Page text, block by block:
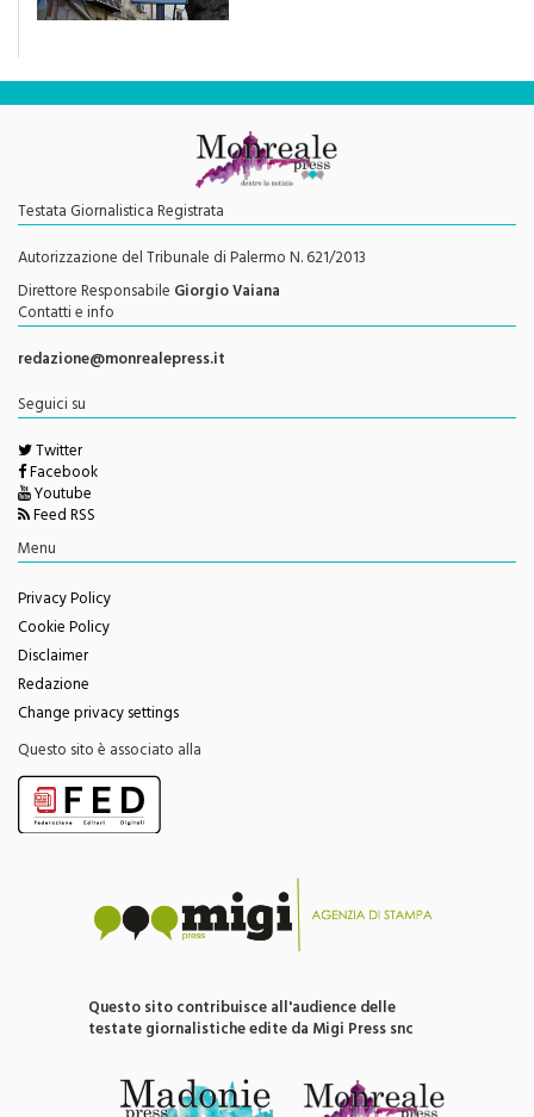
Testata Giornalistica Registrata
Autorizzazione del Tribunale di Palermo N. 621/2013
Direttore ResponsabileGiorgio Vaiana
Contatti e info
redazione@monrealepress.it
Twitter
Facebook
Youtube
Feed RSS
Menu
Privacy Policy
Cookie Policy
Disclaimer
Redazione
Change privacy settings
Questo sito è associato alla
testate giornalistiche edite da Migi Press snc